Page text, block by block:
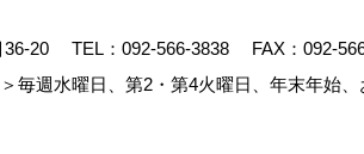
36-20 TEL： 092-566-3838
FAX：092-
毎週水曜日、第2・第4火曜日、年末年始